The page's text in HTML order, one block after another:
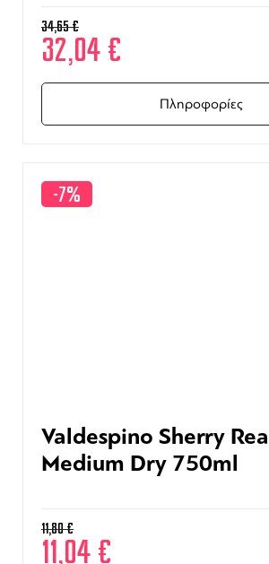
34,65€
32,04€
Πληροφορίες
-7%
Valdespino Sherry
Medium Dry 750ml
11,80€
11,04€